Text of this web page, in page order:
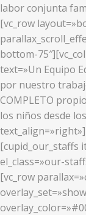
labor conjunta
[vc_row
bottom-
text=»Un Equipo
por nuestro
COMPLETO
los niños desde
[cupid_our_staffs
el_class=»our-
[vc_row